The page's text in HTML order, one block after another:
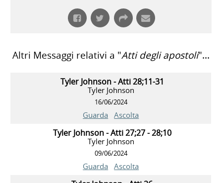
Altri Messaggi relativi a "Atti degli apostoli"...
Tyler Johnson - Atti 28;11-31
Tyler Johnson
16/06/2024
Guarda Ascolta
Tyler Johnson - Atti 27;27 - 28;10
Tyler Johnson
09/06/2024
Guarda Ascolta